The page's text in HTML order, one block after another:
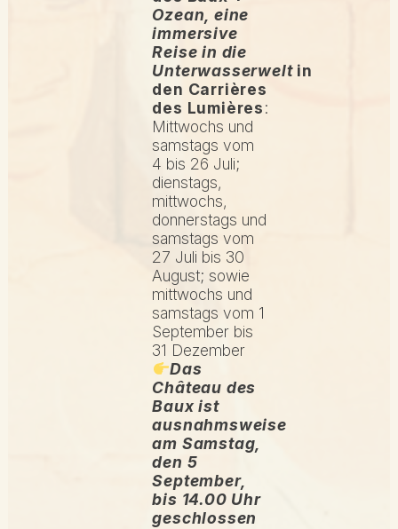
Ozean, eine
immersive
Reise in die
Unterwasserweltin
den Carrières
des Lumières:
Mittwochs und
samstags vom
4 bis 26 Juli;
dienstags,
mittwochs,
donnerstags und
samstags vom
27 Juli bis 30
August; sowie
mittwochs und
samstags vom 1
September bis
31 Dezember
Das
Château des
Baux ist
ausnahmsweise
am Samstag,
den 5
September,
bis 14.00 Uhr
geschlossen